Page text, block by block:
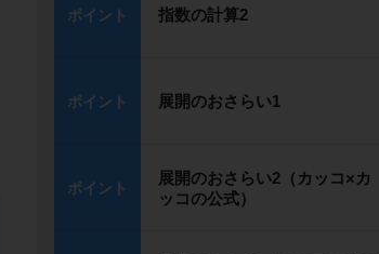
ポイント 指数の計算2
ポイント 展開のおさらい1
ポイント
展開のおさらい2（カッコ×カ
ッコの公式）